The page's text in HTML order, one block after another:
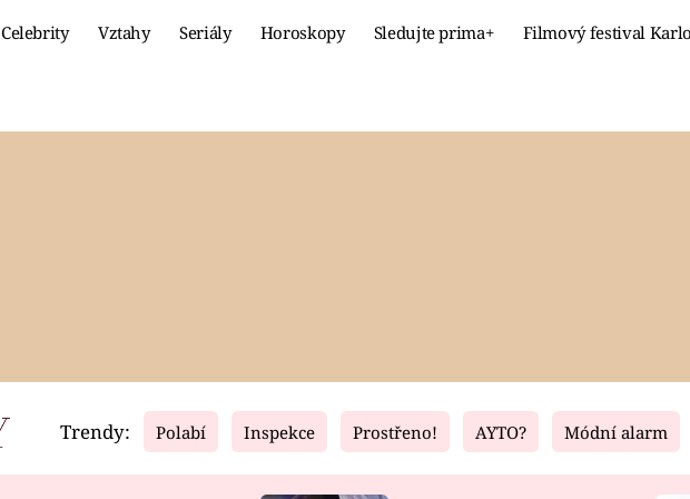
Celebrity Vztahy Seriály Horoskopy Sledujte prima+ Filmový festival
Video Fresh Living
Trendy: Polabí Inspekce Prostřeno! AYTO? Módní alarm